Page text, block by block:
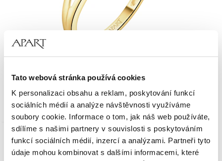
Tato webová stránka používá cookies
K personalizaci obsahu a reklam, poskytování funkcí
sociálních médií a analýze návštěvnosti využíváme
soubory cookie. Informace o tom, jak náš web používáte,
sdílíme s našimi partnery v souvislosti s poskytováním
funkcí sociálních médií, inzercí a analýzami. Partneři tyto
údaje mohou kombinovat s dalšími informacemi, které
Zlatý prsten s brilianty - 0,04 ct - ryzost 585
16 190 Kč
Nové Zlato 585